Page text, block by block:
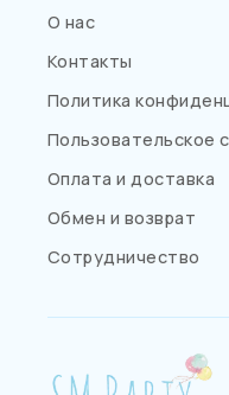
О нас
Контакты
Политика
Пользовательское
Оплата и доставка
Обмен и возврат
Сотрудничество